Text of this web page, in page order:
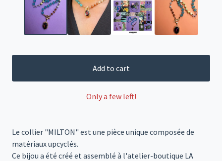
Add to cart
Only a few left!
Le collier "MILTON" est une pièce unique composée de
matériaux upcyclés.
Ce bijou a été créé et assemblé à l'atelier-boutique LA